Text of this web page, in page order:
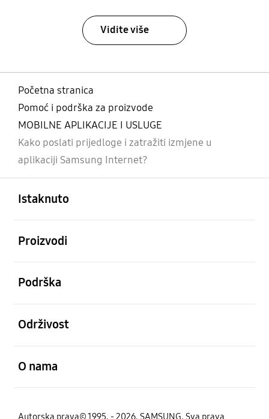
Vidite više
Početna stranica
Pomoć i podrška za proizvode
MOBILNE APLIKACIJE I USLUGE
Kako poslati prijedloge i zatražiti izmjene u
aplikaciji Samsung Internet?
Istaknuto
Proizvodi
Podrška
Održivost
O nama
Autorska prava© 1995. - 2026. SAMSUNG. Sva prava